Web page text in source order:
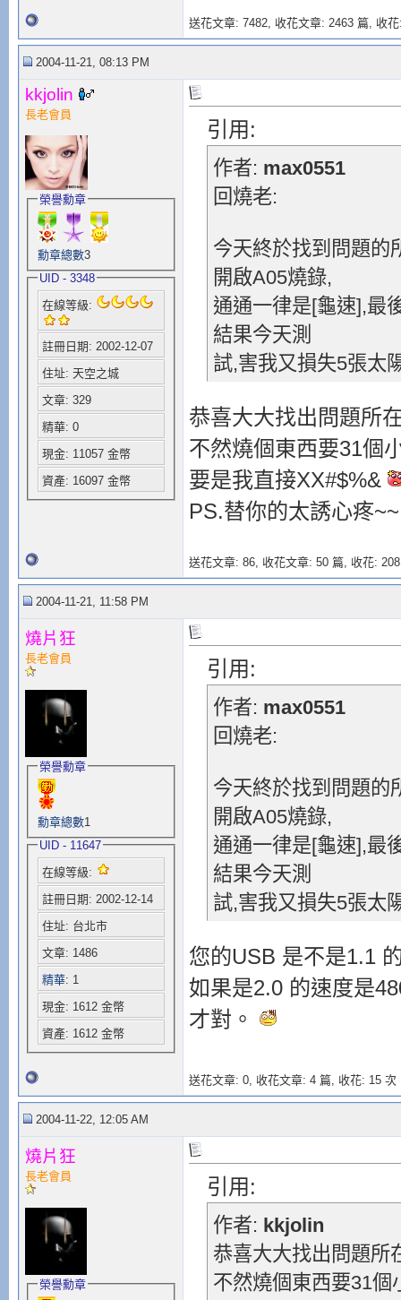
送花文章: 7482, 收花文章: 2463 篇, 收
2004-11-21, 08:13 PM
kkjolin
長老會員
榮譽勳章
勳章總數3
UID - 3348
在線等級:
註冊日期: 2002-12-07
住址: 天空之城
文章: 329
精華: 0
現金: 11057 金幣
資產: 16097 金幣
引用:
作者: max0551
回燒老:
今天終於找到問題的
開啟A05燒錄,
通通一律是[龜速],最
結果今天測
試,害我又損失5張太
恭喜大大找出問題所
不然燒個東西要31個
要是我直接XX#$%&
PS.替你的太誘心疼
送花文章: 86, 收花文章: 50 篇, 收花:
2004-11-21, 11:58 PM
燒片狂
長老會員
榮譽勳章
勳章總數1
UID - 11647
在線等級:
註冊日期: 2002-12-14
住址: 台北市
文章: 1486
精華: 1
現金: 1612 金幣
資產: 1612 金幣
引用:
作者: max0551
回燒老:
今天終於找到問題的
開啟A05燒錄,
通通一律是[龜速],最
結果今天測
試,害我又損失5張太
您的USB 是不是1.1
如果是2.0 的速度是
才對。
送花文章: 0, 收花文章: 4 篇, 收花: 15 次
2004-11-22, 12:05 AM
燒片狂
長老會員
榮譽勳章
引用:
作者: kkjolin
恭喜大大找出問題所
不然燒個東西要31